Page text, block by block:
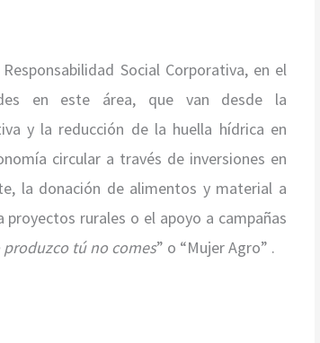
Social Corporativa, en el
en este área, que van desde la
y la reducción de la huella hídrica en
circular a través de inversiones en
la donación de alimentos y material a
rurales o el apoyo a campañas
produzco tú no comes” o “Mujer Agro” .